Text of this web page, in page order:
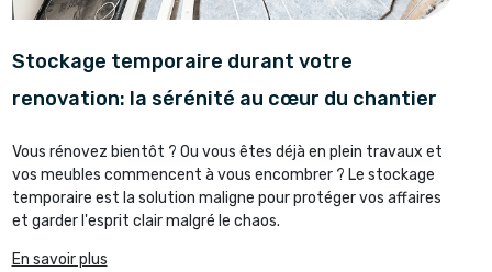
Stockage temporaire durant votre
renovation: la sérénité au cœur du chantier
Vous rénovez bientôt ? Ou vous êtes déjà en plein travaux et
vos meubles commencent à vous encombrer ? Le stockage
temporaire est la solution maligne pour protéger vos affaires
et garder l'esprit clair malgré le chaos.
En savoir plus